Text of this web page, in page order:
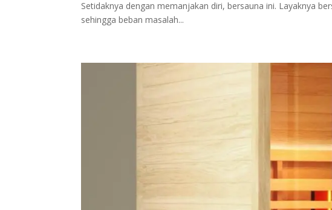
Setidaknya dengan memanjakan diri, bersauna ini. Layaknya
sehingga beban masalah...